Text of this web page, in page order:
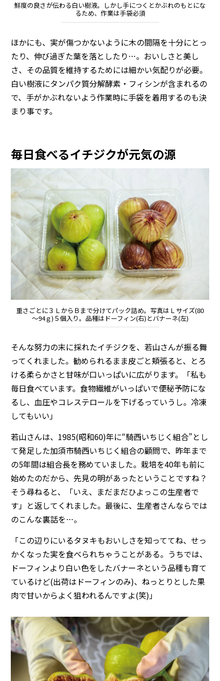
鮮度の良さが伝わる白い樹液。しかし手につくとかぶれのもとにな
るため、作業は手袋必須
ほかにも、実が傷つかないように木の間隔を十分にとっ
たり、伸び過ぎた葉を落としたり…。おいしさと美し
さ、その品質を維持するためには細かい気配りが必要。
白い樹液にタンパク質分解酵素・フィシンが含まれるの
で、手がかぶれないよう作業時に手袋を着用するのも決
まり事です。
毎日食べるイチジクが元気の源
重さごとに３ＬからＢまで分けてパック詰め。写真はＬサイズ(80
～94ｇ)５個入り。品種はドーフィン(右)とバナーネ(左)
そんな努力の末に採れたイチジクを、若山さんが振る舞
ってくれました。勧められるまま皮ごと頬張ると、とろ
ける柔らかさと甘味が口いっぱいに広がります。「私も
毎日食べています。食物繊維がいっぱいで便秘予防にな
るし、血圧やコレステロールを下げるっていうし。冷凍
してもいい」
若山さんは、1985(昭和60)年に“騎西いちじく組合”とし
て発足した加須市騎西いちじく組合の顧問で、昨年まで
の5年間は組合長を務めていました。栽培を40年も前に
始めたのだから、先見の明があったということですね？
そう尋ねると、「いえ、まだまだひよっこの生産者で
す」と返してくれました。最後に、生産者さんならでは
のこんな裏話を…。
「この辺りにいるタヌキもおいしさを知っててね、せっ
かくなった実を食べられちゃうことがある。うちでは、
ドーフィンより白い色をしたバナーネという品種も育て
ているけど(出荷はドーフィンのみ)、ねっとりとした果
肉で甘いからよく狙われるんですよ(笑)」